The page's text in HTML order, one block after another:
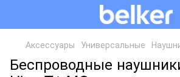
Аксессуары Универсальные
Беспроводные